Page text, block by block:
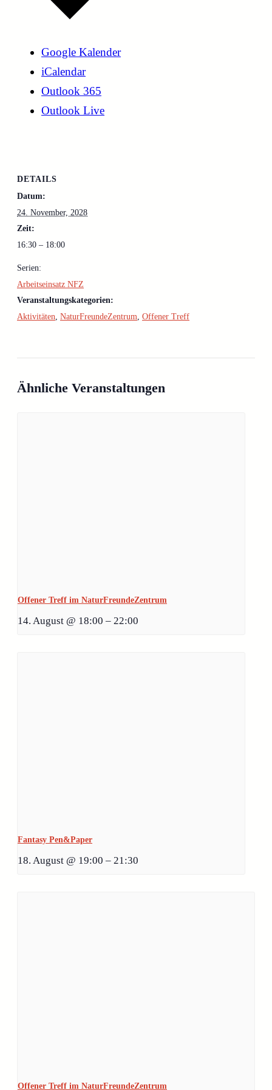
Google Kalender
iCalendar
Outlook 365
Outlook Live
DETAILS
Datum:
24. November, 2028
Zeit:
16:30 – 18:00
Serien:
Arbeitseinsatz NFZ
Veranstaltungskategorien:
Aktivitäten NaturFreundeZentrum Offener Treff
Ähnliche Veranstaltungen
Offener Treff im NaturFreundeZentrum
14. August @ 18:00 – 22:00
Fantasy Pen&Paper
18. August @ 19:00 – 21:30
Offener Treff im NaturFreundeZentrum